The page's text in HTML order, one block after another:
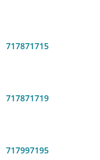
717871715
717871719
717997195